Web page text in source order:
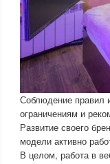
Соблюдение правил
ограничениям и
Развитие своего
модели активно
В целом, работа в